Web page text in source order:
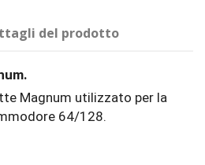
del prodotto
Magnum utilizzato per la
64/128.